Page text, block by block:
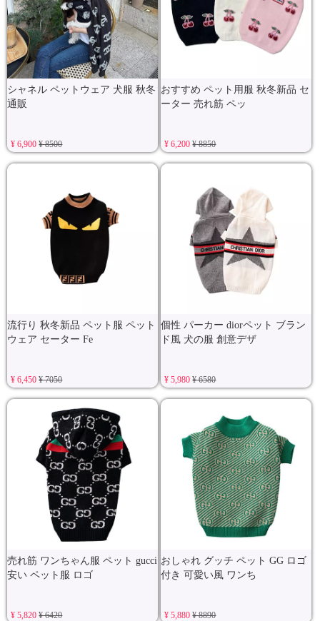
シャネル ペットウェア 犬服 秋冬
通販
¥ 6,900¥ 8500
おすすめ ペット用服 秋冬新品 セ
ーター 売れ筋 ペッ
¥ 6,200¥ 8850
流行り 秋冬新品 ペット服 ペット
ウェア セーター Fe
¥ 6,450¥ 7050
個性 パーカー diorペット ブラン
ド風 犬の服 創意デザ
¥ 5,980¥ 6580
売れ筋 ワンちゃん服 ペット gucci
安い ペット服 ロゴ
¥ 5,820¥ 6420
おしゃれ グッチ ペット GG ロゴ
付き 可愛い風 ワンち
¥ 5,880¥ 8890